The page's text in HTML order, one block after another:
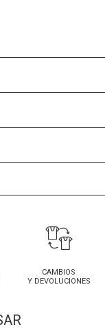
CAMBIOS
Y DEVOLUCIONES